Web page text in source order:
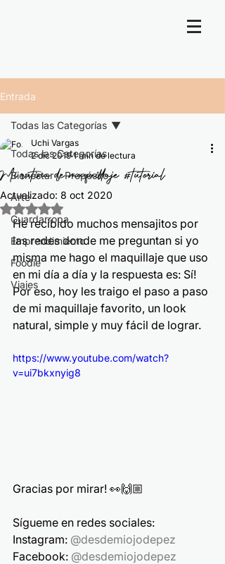
Entrada
Todas las Categorías
Bienestar y Propósito
Arte
Guardarropa
Emprendimiento
Foodie
Viajes
Todas las Categorías
Mi rutina de maquillaje #tutorial
Uchi Vargas
2 dic 2019 1 min de lectura
Actualizado: 8 oct 2020
Obtuvo NaN de 5 estrellas.
He recibido muchos mensajitos por
las redes donde me preguntan si yo
misma me hago el maquillaje que uso
en mi día a día y la respuesta es: Sí!
Por eso, hoy les traigo el paso a paso
de mi maquillaje favorito, un look
natural, simple y muy fácil de lograr.
https://www.youtube.com/watch?
v=ui7bkxnyig8
Gracias por mirar! 👀🙌🏼
Sígueme en redes sociales:
Instagram: @desdemiojodepez
Facebook: @desdemiojodepez